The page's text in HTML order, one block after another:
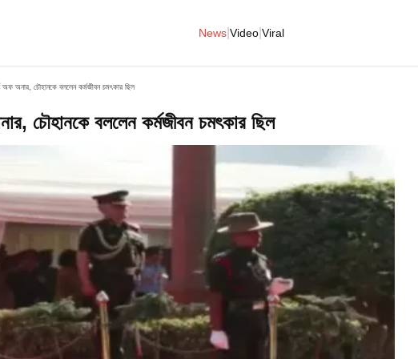
News Video Viral
অফ অনার, চৌহানকে বললেন কর্মজীবন চমৎকার ছিল
চৌহানকে বললেন কর্মজীবন চমৎকার ছিল